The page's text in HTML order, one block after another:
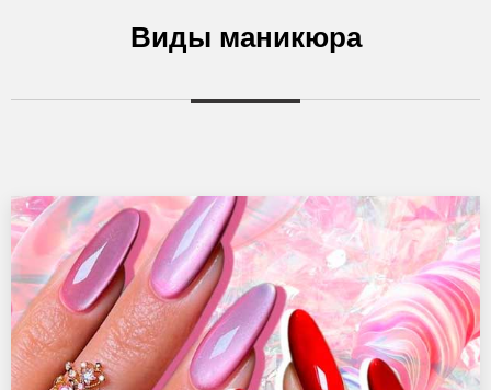
Виды маникюра